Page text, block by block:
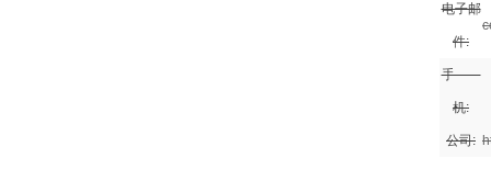
电子邮
件:
手
机:
公司: